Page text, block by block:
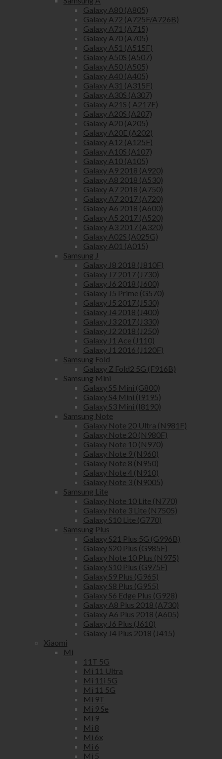
Galaxy A80 (A805)
Galaxy A72 (A725F/A726B)
Galaxy A71 (A715)
Galaxy A70 (A705)
Galaxy A51 (A515F)
Galaxy A50S (A507)
Galaxy A50 (A505)
Galaxy A40 (A405)
Galaxy A31 (A315F)
Galaxy A30S (A307)
Galaxy A21S ( A217F)
Galaxy A20S (A207)
Galaxy A20 (A205)
Galaxy A20E (A202)
Galaxy A12 (A125F)
Galaxy A10S (A107)
Galaxy A10 (A105)
Galaxy A9 2018 (A920)
Galaxy A8 2018 (A530)
Galaxy A7 2018 (A750)
Galaxy A7 2017 (A720)
Galaxy A6 2018 (A600)
Galaxy A5 2017 (A520)
Galaxy A3 2017 (A320)
Galaxy A02S (A025G)
Galaxy A01 (A015)
Samsung J
Galaxy J8 2018 (J810F)
Galaxy J7 2017 (J730)
Galaxy J6 2018 (J600)
Galaxy J5 Prime (G570)
Galaxy J5 2017 (J530)
Galaxy J4 2018 (J400)
Galaxy J3 2017 (J330)
Galaxy J2 2018 (J250)
Galaxy J1 Ace (J110)
Galaxy J1 2016 (J120F)
Samsung Fold
Galaxy Z Fold2 5G (F916B)
Samsung Mini
Galaxy S5 Mini (G800)
Galaxy S4 Mini (I9195)
Galaxy S3 Mini (I8190)
Samsung Note
Galaxy Note 20 Ultra (N981F)
Galaxy Note 20 (N980F)
Galaxy Note 10 (N970)
Galaxy Note 9 (N960)
Galaxy Note 8 (N950)
Galaxy Note 4 (N910)
Galaxy Note 3 (N9005)
Samsung Lite
Galaxy Note 10 Lite (N770)
Galaxy Note 3 Lite (N7505)
Galaxy S10 Lite (G770)
Samsung Plus
Galaxy S21 Plus 5G (G996B)
Galaxy S20 Plus (G985F)
Galaxy Note 10 Plus (N975)
Galaxy S10 Plus (G975F)
Galaxy S9 Plus (G965)
Galaxy S8 Plus (G955)
Galaxy S6 Edge Plus (G928)
Galaxy A8 Plus 2018 (A730)
Galaxy A6 Plus 2018 (A605)
Galaxy J6 Plus (J610)
Galaxy J4 Plus 2018 (J415)
Xiaomi
Mi
11T 5G
Mi 11 Ultra
Mi 11i 5G
Mi 11 5G
Mi 9T
Mi 9 Se
Mi 9
Mi 8
Mi 6x
Mi 6
Mi 5